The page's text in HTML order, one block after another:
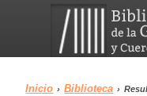
Inicio › Biblioteca ›